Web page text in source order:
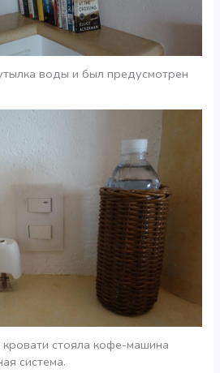
воды и был предусмотрен
стояла кофе-машина
система.